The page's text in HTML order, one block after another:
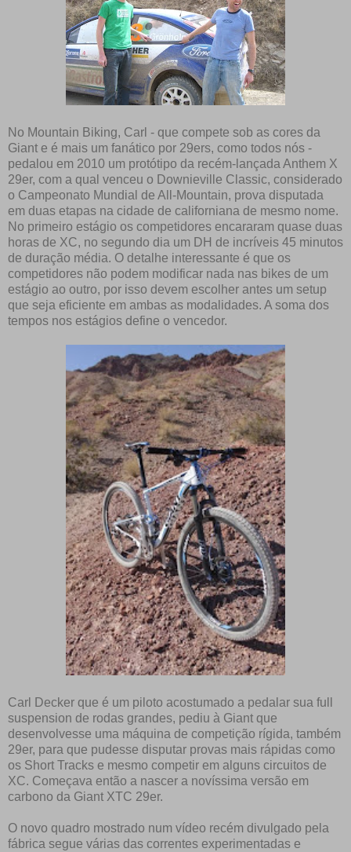
No Mountain Biking, Carl - que compete sob as cores da
Giant e é mais um fanático por 29ers, como todos nós -
pedalou em 2010 um protótipo da recém-lançada Anthem X
29er, com a qual venceu o Downieville Classic, considerado
o Campeonato Mundial de All-Mountain, prova disputada
em duas etapas na cidade de californiana de mesmo nome.
No primeiro estágio os competidores encararam quase duas
horas de XC, no segundo dia um DH de incríveis 45 minutos
de duração média. O detalhe interessante é que os
competidores não podem modificar nada nas bikes de um
estágio ao outro, por isso devem escolher antes um setup
que seja eficiente em ambas as modalidades. A soma dos
tempos nos estágios define o vencedor.
Carl Decker que é um piloto acostumado a pedalar sua full
suspension de rodas grandes, pediu à Giant que
desenvolvesse uma máquina de competição rígida, também
29er, para que pudesse disputar provas mais rápidas como
os Short Tracks e mesmo competir em alguns circuitos de
XC. Começava então a nascer a novíssima versão em
carbono da Giant XTC 29er.
O novo quadro mostrado num vídeo recém divulgado pela
fábrica segue várias das correntes experimentadas e